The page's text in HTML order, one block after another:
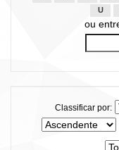
U
ou
Classificar por: